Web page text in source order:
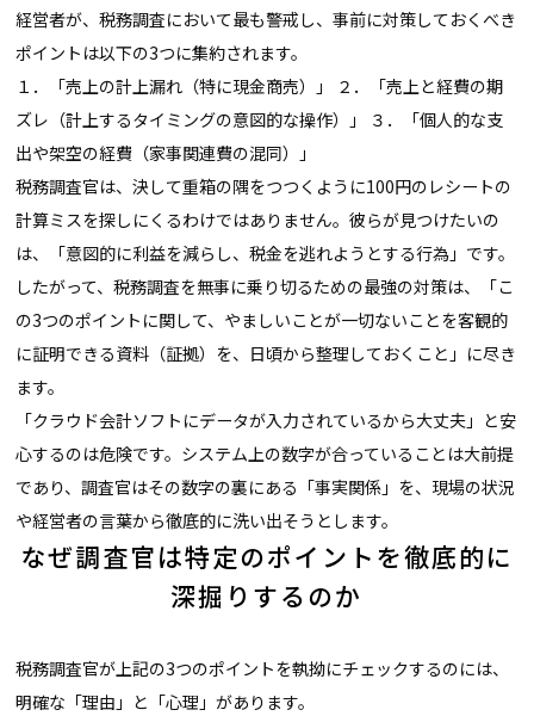
経営者が、税務調査において最も警戒し、事前に対策しておくべき
ポイントは以下の3つに集約されます。
１．「売上の計上漏れ（特に現金商売）」 ２．「売上と経費の期
ズレ（計上するタイミングの意図的な操作）」 ３．「個人的な支
出や架空の経費（家事関連費の混同）」
税務調査官は、決して重箱の隅をつつくように100円のレシートの
計算ミスを探しにくるわけではありません。彼らが見つけたいの
は、「意図的に利益を減らし、税金を逃れようとする行為」です。
したがって、税務調査を無事に乗り切るための最強の対策は、「こ
の3つのポイントに関して、やましいことが一切ないことを客観的
に証明できる資料（証拠）を、日頃から整理しておくこと」に尽き
ます。
「クラウド会計ソフトにデータが入力されているから大丈夫」と安
心するのは危険です。システム上の数字が合っていることは大前提
であり、調査官はその数字の裏にある「事実関係」を、現場の状況
や経営者の言葉から徹底的に洗い出そうとします。
なぜ調査官は特定のポイントを徹底的に
深掘りするのか
税務調査官が上記の3つのポイントを執拗にチェックするのには、
明確な「理由」と「心理」があります。